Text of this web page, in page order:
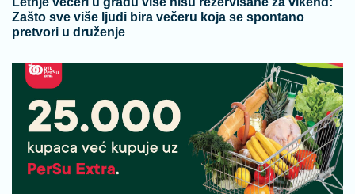
Zašto sve više ljudi bira večeru koja se spontano
pretvori u druženje